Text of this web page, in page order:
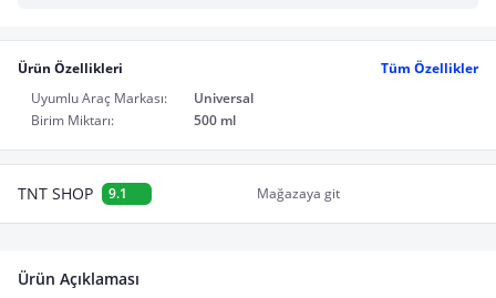
Ürün Özellikleri
Tüm Özellikler
Uyumlu Araç Markası:
Universal
Birim Miktarı:
500 ml
TNT SHOP 9.1 Mağazaya git
Ürün Açıklaması